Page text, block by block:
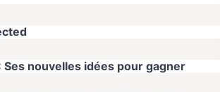
Ses nouvelles idées pour gagner